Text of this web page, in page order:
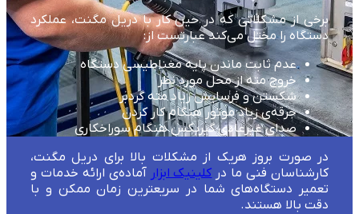
برخی از مشکلاتی که در حین کار با دریل مگنت، عملکرد
دستگاه را مختل می‌کند عبارتست از:
عدم ثابت ماندن پایه مغناطیسی دستگاه
خروج مته از محل مورد نظر
شکستن و فرسایش زیاد مته گردبر
جرقه‌ی زیاد موتور هنگام کار کردن
صدای غیرعادی گیربکس هنگام سوراخکاری
در صورت بروز هریک از مشکلات بالا برای دریل مگنت،
کارشناسان فنی ما در کلینیک ابزار آماده‌ی ارائه خدمات و
تعمیر دستگاه‌های شما در سریعترین زمان ممکن و با
دقت بالا هستند.